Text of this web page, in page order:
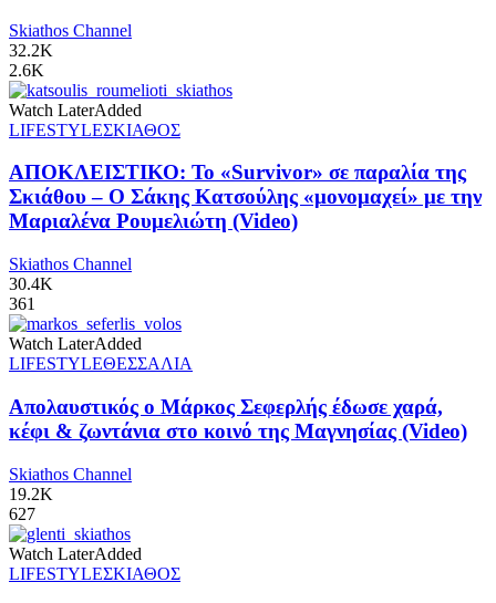
Skiathos Channel
32.2K
2.6K
Watch LaterAdded
LIFESTYLEΣΚΙΑΘΟΣ
ΑΠΟΚΛΕΙΣΤΙΚΟ: Το «Survivor» σε παραλία της
Σκιάθου – Ο Σάκης Κατσούλης «μονομαχεί» με την
Μαριαλένα Ρουμελιώτη (Video)
Skiathos Channel
30.4K
361
Watch LaterAdded
LIFESTYLEΘΕΣΣΑΛΙΑ
Απολαυστικός ο Μάρκος Σεφερλής έδωσε χαρά,
κέφι & ζωντάνια στο κοινό της Μαγνησίας (Video)
Skiathos Channel
19.2K
627
Watch LaterAdded
LIFESTYLEΣΚΙΑΘΟΣ